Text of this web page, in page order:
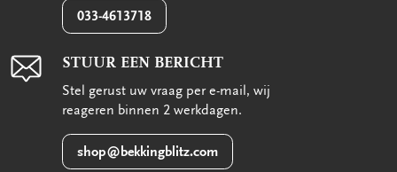
033-4613718
STUUR EEN BERICHT
Stel gerust uw vraag per e-mail, wij
reageren binnen 2 werkdagen.
shop@bekkingblitz.com